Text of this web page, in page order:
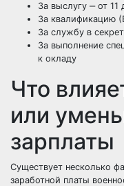
За выслугу ‒ от 11
За квалификацию
За службу в
За выполнение
к окладу
Что
или
зарплаты
Существует несколько
заработной платы